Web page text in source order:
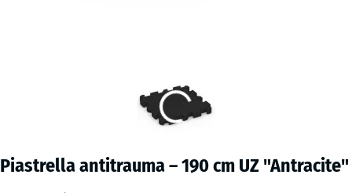
Piastrella antitrauma – 190 cm UZ "Antracite"